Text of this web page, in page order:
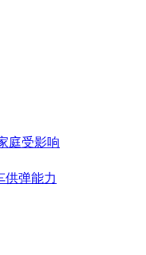
庭受影响
供弹能力